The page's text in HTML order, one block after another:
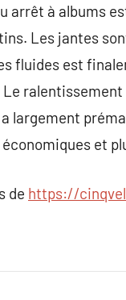
arrêt à albums
Les jantes
fluides est
Le
largement
et
de https://